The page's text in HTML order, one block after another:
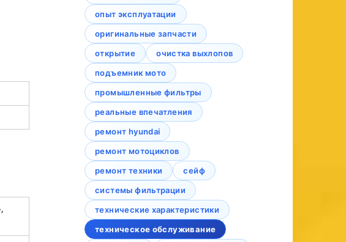
опыт эксплуатации
оригинальные запчасти
открытие
очистка выхлопов
подъемник мото
промышленные фильтры
реальные впечатления
ремонт hyundai
ремонт мотоциклов
ремонт техники
сейф
системы фильтрации
технические характеристики
техническое обслуживание